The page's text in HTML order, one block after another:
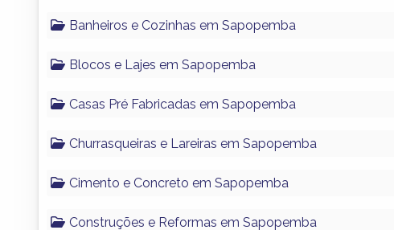
Banheiros e Cozinhas em Sapopemba
Blocos e Lajes em Sapopemba
Casas Pré Fabricadas em Sapopemba
Churrasqueiras e Lareiras em Sapopemba
Cimento e Concreto em Sapopemba
Construções e Reformas em Sapopemba